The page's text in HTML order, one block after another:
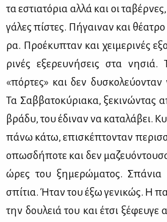
τα εστια­τό­ρια αλ­λά και οι
γά­λες πί­στες. Πή­γαι­ναν και
ρα. Προ­έ­κυ­πταν και χει­με­ρι­νές
ρι­νές εξε­ρευ­νή­σεις στα νη­σιά.
«πόρ­τες» και δεν
Τα Σαβ­βα­το­κύ­ρια­κα, ξε­κι­νώ­ντας
βρά­δυ, του έδι­ναν να κα­τα­λά­βει.
πά­νω κά­τω, επι­σκέ­πτο­νταν
οπωσ­δή­πο­τε και δεν
ώρες του ξη­με­ρώ­μα­τος. Σπά­νια
σπί­τια. Ήταν του έξω γε­νι­κώς. Η
την δου­λειά του και έτσι